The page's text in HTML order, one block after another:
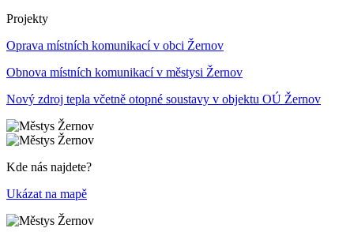
Projekty
Oprava místních komunikací v obci Žernov
Obnova místních komunikací v městysi Žernov
Nový zdroj tepla včetně otopné soustavy v objektu OÚ Žernov
Kde nás najdete?
Ukázat na mapě